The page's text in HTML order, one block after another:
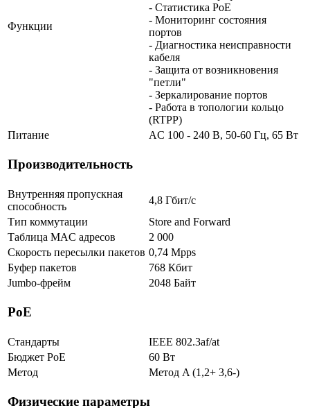
Функции
- Статистика PoE
- Мониторинг состояния
портов
- Диагностика неисправности
кабеля
- Защита от возникновения
"петли"
- Зеркалирование портов
- Работа в топологии кольцо
(RTPP)
Питание
AC 100 - 240 В, 50-60 Гц, 65 Вт
Производительность
Внутренняя пропускная
способность
4,8 Гбит/с
Тип коммутации
Store and Forward
Таблица MAC адресов
2 000
Скорость пересылки пакетов 0,74 Mpps
Буфер пакетов
768 Кбит
Jumbo-фрейм
2048 Байт
PoE
Стандарты
IEEE 802.3af/at
Бюджет PoE
60 Вт
Метод
Метод A (1,2+ 3,6-)
Физические параметры